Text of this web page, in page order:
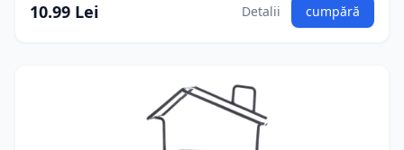
10.99 Lei Detalii cumpără